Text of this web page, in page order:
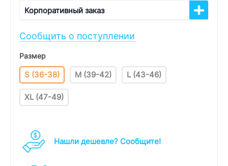
Корпоративный заказ
Сообщить о поступлении
Размер
S (36-38) M (39-42) L (43-46)
XL (47-49)
Нашли дешевле? Cообщите!